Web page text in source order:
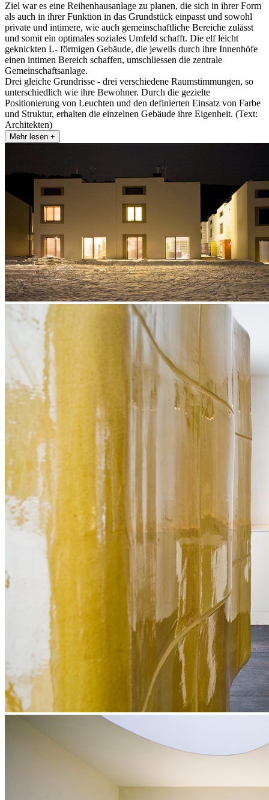
Ziel war es eine Reihenhausanlage zu planen, die sich in ihrer Form
als auch in ihrer Funktion in das Grundstück einpasst und sowohl
private und intimere, wie auch gemeinschaftliche Bereiche zulässt
und somit ein optimales soziales Umfeld schafft. Die elf leicht
geknickten L- förmigen Gebäude, die jeweils durch ihre Innenhöfe
einen intimen Bereich schaffen, umschliessen die zentrale
Gemeinschaftsanlage.
Drei gleiche Grundrisse - drei verschiedene Raumstimmungen, so
unterschiedlich wie ihre Bewohner. Durch die gezielte
Positionierung von Leuchten und den definierten Einsatz von Farbe
und Struktur, erhalten die einzelnen Gebäude ihre Eigenheit. (Text:
Architekten)
Mehr lesen +